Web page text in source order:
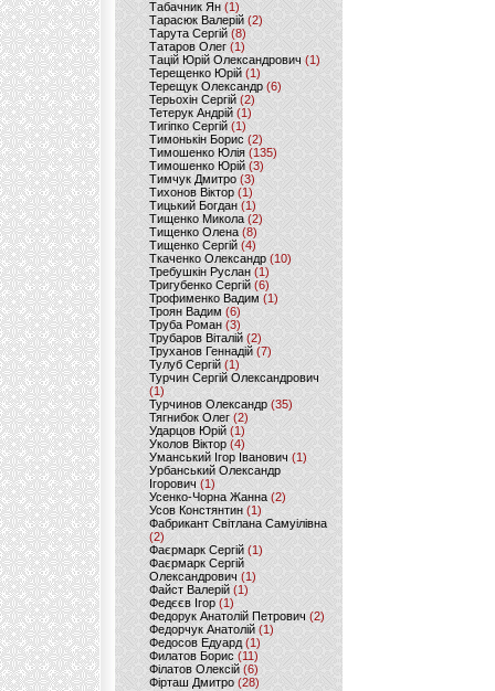
Табачник Ян(1)
Тарасюк Валерій (2)
Тарута Сергій (8)
Татаров Олег(1)
Тацій Юрій Олександрович(1)
Терещенко Юрій(1)
Терещук Олександр(6)
Терьохін Сергій (2)
Тетерук Андрій (1)
Тигіпко Сергій(1)
Тимонькін Борис (2)
Тимошенко Юлія (135)
Тимошенко Юрій(3)
Тимчук Дмитро (3)
Тихонов Віктор (1)
Тицький Богдан (1)
Тищенко Микола (2)
Тищенко Олена (8)
Тищенко Сергій (4)
Ткаченко Олександр (10)
Требушкін Руслан (1)
Тригубенко Сергій(6)
Трофименко Вадим (1)
Троян Вадим (6)
Труба Роман(3)
Трубаров Віталій (2)
Труханов Геннадій (7)
Тулуб Сергій(1)
Турчин Сергій Олександрович
(1)
Турчинов Олександр(35)
Тягнибок Олег (2)
Ударцов Юрій (1)
Уколов Віктор(4)
Уманський Ігор Іванович(1)
Урбанський Олександр
Ігорович (1)
Усенко-Чорна Жанна (2)
Усов Констянтин(1)
Фабрикант Світлана Самуілівна
(2)
Фаєрмарк Сергій(1)
Фаєрмарк Сергій
Олександрович (1)
Файст Валерій(1)
Федєєв Ігор (1)
Федорук Анатолій Петрович (2)
Федорчук Анатолій (1)
Федосов Едуард (1)
Филатов Борис (11)
Філатов Олексій (6)
Фірташ Дмитро (28)